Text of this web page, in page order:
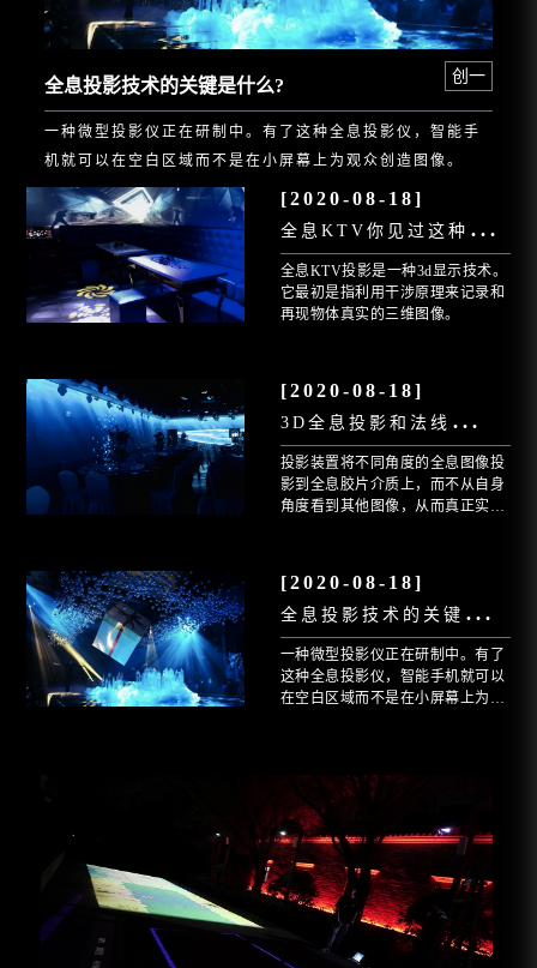
全息投影技术的关键是什么? 创一
一种微型投影仪正在研制中。有了这种全息投影仪，智能手
机就可以在空白区域而不是在小屏幕上为观众创造图像。
[2020-08-18]
全
息KTV你见过这种技术吗?
全息KTV投影是一种3d显示技术。
它最初是指利用干涉原理来记录和
再现物体真实的三维图像。
[2020-08-18]
3
D全息投影和法线有什么区别?
投影装置将不同角度的全息图像投
影到全息胶片介质上，而不从自身
角度看到其他图像，从而真正实现
[2020-08-18]
全
息投影技术的关键是什么?
一种微型投影仪正在研制中。有了
这种全息投影仪，智能手机就可以
在空白区域而不是在小屏幕上为观